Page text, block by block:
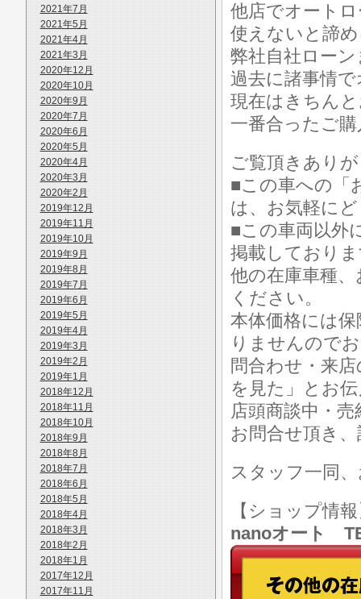
2021年7月
2021年5月
2021年4月
2021年3月
2020年12月
2020年10月
2020年9月
2020年7月
2020年6月
2020年5月
2020年4月
2020年3月
2020年2月
2019年12月
2019年11月
2019年10月
2019年9月
2019年8月
2019年7月
2019年6月
2019年5月
2019年4月
2019年3月
2019年2月
2019年1月
2018年12月
2018年11月
2018年10月
2018年9月
2018年8月
2018年7月
2018年6月
2018年5月
2018年4月
2018年3月
2018年2月
2018年1月
2017年12月
2017年11月
他店でオート
使えないと諦
弊社自社ロー
過去に諸事情
現在はきちん
一番合ったご
ご覧頂きあり
■この車への「
は、お気軽に
■この車両以外
掲載しており
他の在庫車種
ください。
本体価格には
りませんので
問合わせ・来
を見た」とお
店頭商談中・
お問合せ頂き
スタッフ一同
【ショップ情
nanoオート